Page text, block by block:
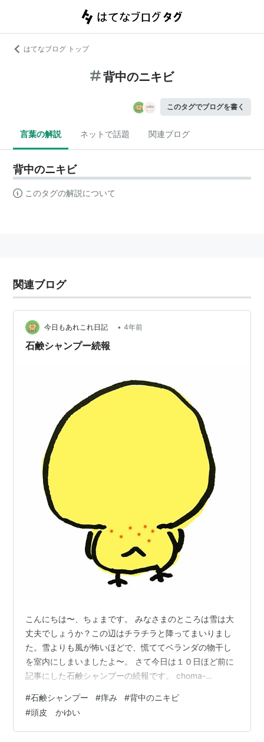
はてなブログ トップ
背中のニキビ
このタグでブログを書く
言葉の解説 ネットで話題 関連ブログ
背中のニキビ
このタグの解説について
関連ブログ
今日もあれこれ日記 • 4年前
石鹸シャンプー続報
こんにちは〜、ちょまです。 みなさまのところは雪は大
丈夫でしょうか？この辺はチラチラと降ってまいりまし
た。雪よりも風が怖いほどで、慌ててベランダの物干し
を室内にしまいましたよ〜。 さて今日は１０日ほど前に
記事にした石鹸シャンプーの続報です。 choma-
から、急に髪のハネがおさまり始めました^^ オイルなど
アウトバスのヘアケア製品は何も使っていません。石鹸
シャンプーして、クエン酸でリンスしただけです。 ちょ
#石鹸シャンプー #痒み #背中のニキビ
#頭皮 かゆい